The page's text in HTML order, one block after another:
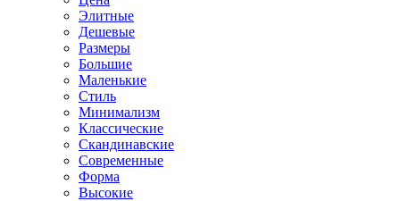
Элитные
Дешевые
Размеры
Большие
Маленькие
Стиль
Минимализм
Классические
Скандинавские
Современные
Форма
Высокие